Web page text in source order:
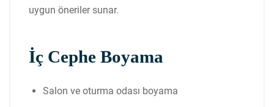
uygun öneriler sunar.
İç Cephe Boyama
Salon ve oturma odası boyama